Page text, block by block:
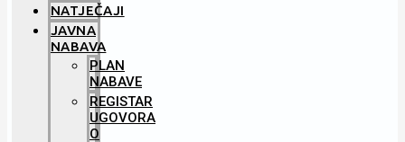
NATJEČAJI
JAVNA
NABAVA
PLAN
NABAVE
REGISTAR
UGOVORA
O